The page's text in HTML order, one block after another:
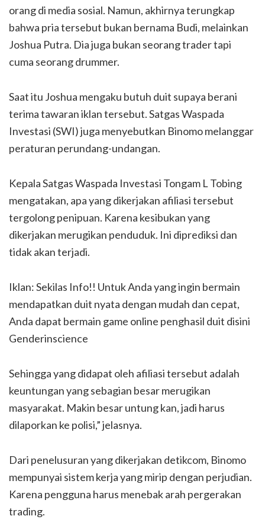
orang di media sosial. Namun, akhirnya terungkap
bahwa pria tersebut bukan bernama Budi, melainkan
Joshua Putra. Dia juga bukan seorang trader tapi
cuma seorang drummer.
Saat itu Joshua mengaku butuh duit supaya berani
terima tawaran iklan tersebut. Satgas Waspada
Investasi (SWI) juga menyebutkan Binomo melanggar
peraturan perundang-undangan.
Kepala Satgas Waspada Investasi Tongam L Tobing
mengatakan, apa yang dikerjakan afiliasi tersebut
tergolong penipuan. Karena kesibukan yang
dikerjakan merugikan penduduk. Ini diprediksi dan
tidak akan terjadi.
Iklan: Sekilas Info!! Untuk Anda yang ingin bermain
mendapatkan duit nyata dengan mudah dan cepat,
Anda dapat bermain game online penghasil duit disini
Genderinscience
Sehingga yang didapat oleh afiliasi tersebut adalah
keuntungan yang sebagian besar merugikan
masyarakat. Makin besar untung kan, jadi harus
dilaporkan ke polisi,” jelasnya.
Dari penelusuran yang dikerjakan detikcom, Binomo
mempunyai sistem kerja yang mirip dengan perjudian.
Karena pengguna harus menebak arah pergerakan
trading.